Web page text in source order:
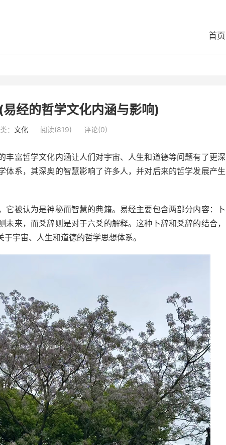
首页
经的哲学文化内涵与影响)
： 文化 阅读(819) 评论(0)
丰富哲学文化内涵让人们对宇宙、人生和道德等问题有了更深
体系，其深奥的智慧影响了许多人，并对后来的哲学发展产生
它被认为是神秘而智慧的典籍。易经主要包含两部分内容：卜
来，而爻辞则是对于六爻的解释。这种卜辞和爻辞的结合，
宇宙、人生和道德的哲学思想体系。